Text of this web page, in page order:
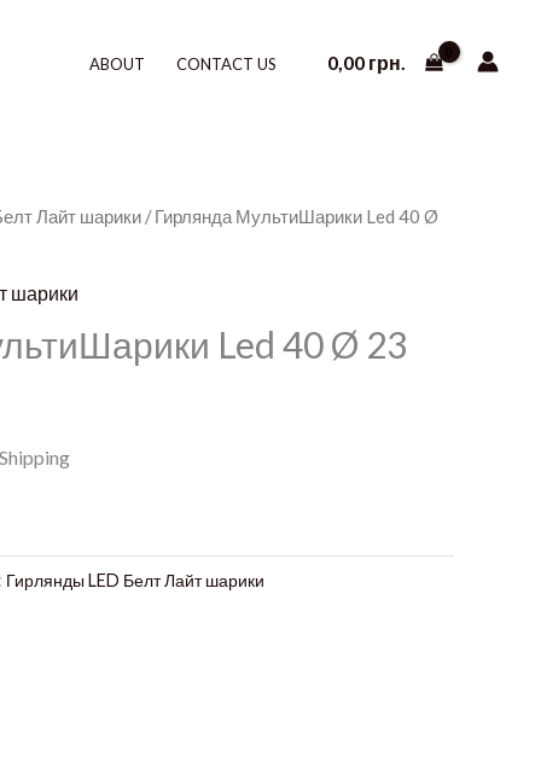
ABOUT CONTACT US 0,00 грн.
Лайт шарики / Гирлянда МультиШарики Led 40 Ø
шарики
Led 40 Ø 23
Гирлянды LED Белт Лайт шарики